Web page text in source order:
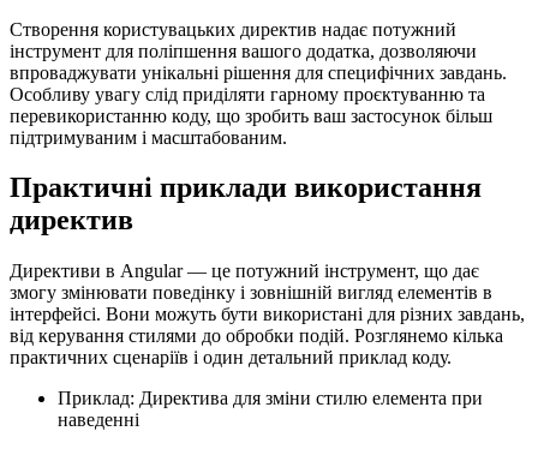
Створення користувацьких директив надає потужний
інструмент для поліпшення вашого додатка, дозволяючи
впроваджувати унікальні рішення для специфічних завдань.
Особливу увагу слід приділяти гарному проєктуванню та
перевикористанню коду, що зробить ваш застосунок більш
підтримуваним і масштабованим.
Практичні приклади використання
директив
Директиви в Angular — це потужний інструмент, що дає
змогу змінювати поведінку і зовнішній вигляд елементів в
інтерфейсі. Вони можуть бути використані для різних завдань,
від керування стилями до обробки подій. Розглянемо кілька
практичних сценаріїв і один детальний приклад коду.
Приклад: Директива для зміни стилю елемента при
наведенні